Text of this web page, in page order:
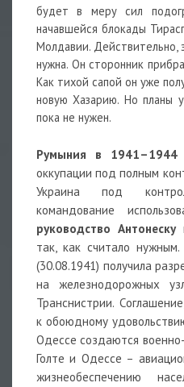
будет в меру сил
начавшейся блокады
Молдавии. Действительно,
нужна. Он сторонник
Как тихой сапой он уже
новую Хазарию. Но планы
пока не нужен.
Румыния в 1941–1944
оккупации под полным
Украина под
командование
руководство Антонеску
так, как считало
(30.08.1941) получила
на железнодорожных
Транснистрии.
к обоюдному
Одессе создаются
Голте и Одессе –
жизнеобеспечению